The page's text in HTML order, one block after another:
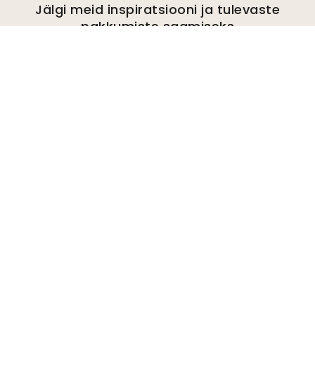
Jälgi meid inspiratsiooni ja tulevaste
pakkumiste saamiseks